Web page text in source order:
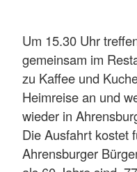
Um 15.30 Uhr
gemeinsam im
zu Kaffee und
Heimreise an und
wieder in
Die Ausfahrt kostet
Ahrensburger